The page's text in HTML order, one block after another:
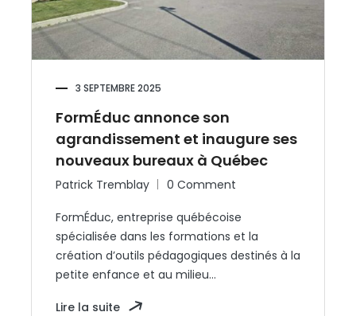
3 SEPTEMBRE 2025
FormÉduc annonce son
agrandissement et inaugure ses
nouveaux bureaux à Québec
Patrick Tremblay 0 Comment
FormÉduc, entreprise québécoise
spécialisée dans les formations et la
création d’outils pédagogiques destinés à la
petite enfance et au milieu…
Lire la suite